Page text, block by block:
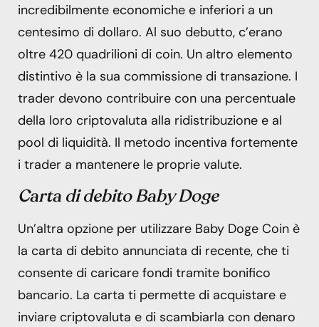
incredibilmente economiche e inferiori a un
centesimo di dollaro. Al suo debutto, c’erano
oltre 420 quadrilioni di coin. Un altro elemento
distintivo è la sua commissione di transazione. I
trader devono contribuire con una percentuale
della loro criptovaluta alla ridistribuzione e al
pool di liquidità. Il metodo incentiva fortemente
i trader a mantenere le proprie valute.
Carta di debito Baby Doge
Un’altra opzione per utilizzare Baby Doge Coin è
la carta di debito annunciata di recente, che ti
consente di caricare fondi tramite bonifico
bancario. La carta ti permette di acquistare e
inviare criptovaluta e di scambiarla con denaro